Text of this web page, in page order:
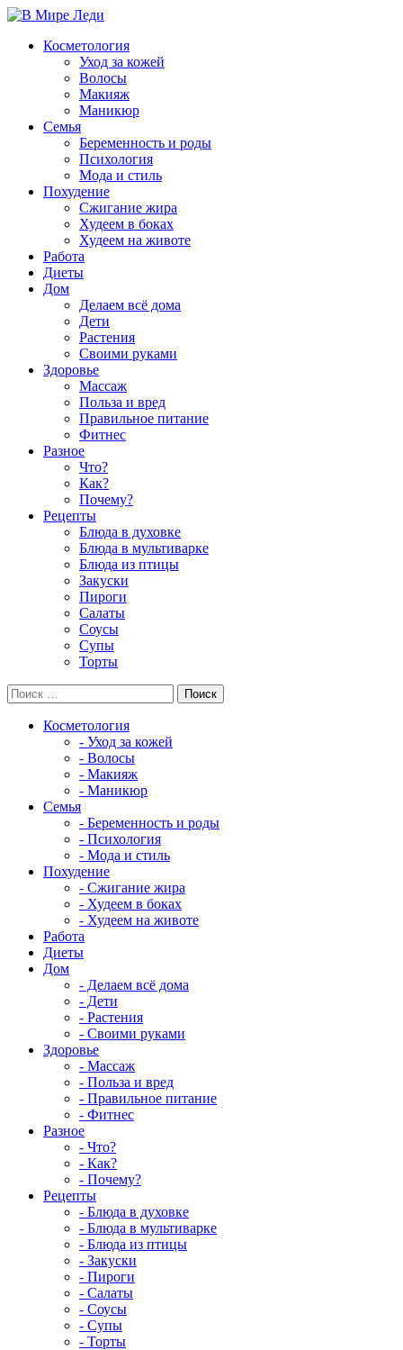
Косметология
Уход за кожей
Волосы
Макияж
Маникюр
Семья
Беременность и роды
Психология
Мода и стиль
Похудение
Сжигание жира
Худеем в боках
Худеем на животе
Работа
Диеты
Дом
Делаем всё дома
Дети
Растения
Своими руками
Здоровье
Массаж
Польза и вред
Правильное питание
Фитнес
Разное
Что?
Как?
Почему?
Рецепты
Блюда в духовке
Блюда в мультиварке
Блюда из птицы
Закуски
Пироги
Салаты
Соусы
Супы
Торты
Косметология
- Уход за кожей
- Волосы
- Макияж
- Маникюр
Семья
- Беременность и роды
- Психология
- Мода и стиль
Похудение
- Сжигание жира
- Худеем в боках
- Худеем на животе
Работа
Диеты
Дом
- Делаем всё дома
- Дети
- Растения
- Своими руками
Здоровье
- Массаж
- Польза и вред
- Правильное питание
- Фитнес
Разное
- Что?
- Как?
- Почему?
Рецепты
- Блюда в духовке
- Блюда в мультиварке
- Блюда из птицы
- Закуски
- Пироги
- Салаты
- Соусы
- Супы
- Торты